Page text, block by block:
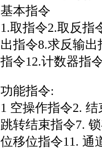
基本指令
1.取指令2.取反指
出指令8.求反输
指令12.计数器指
功能指令:
1 空操作指令2.
跳转结束指令7.
位移位指令11. 通